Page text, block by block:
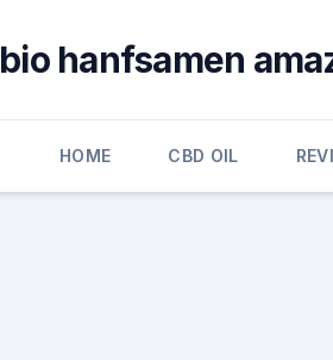
bio hanfsamen
HOME CBD OIL